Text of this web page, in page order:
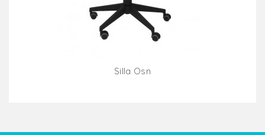
Silla Osn